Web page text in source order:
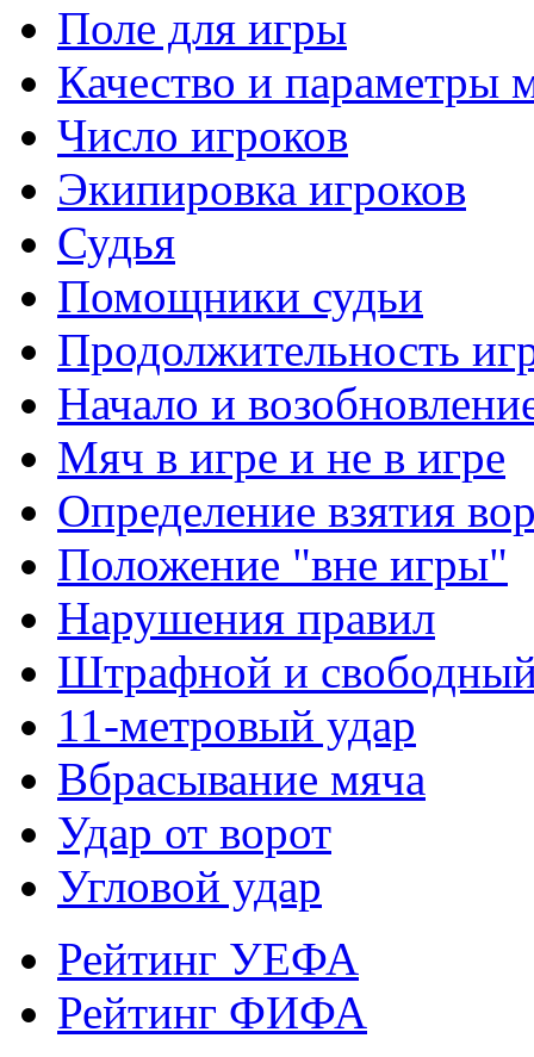
Поле для игры
Качество и параметры
Число игроков
Экипировка игроков
Судья
Помощники судьи
Продолжительность
Начало и
Мяч в игре и не в игре
Определение взятия
Положение "вне игры"
Нарушения правил
Штрафной и
11-метровый удар
Вбрасывание мяча
Удар от ворот
Угловой удар
Рейтинг УЕФА
Рейтинг ФИФА